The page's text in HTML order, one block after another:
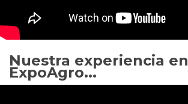
Nuestra experiencia en
ExpoAgro...